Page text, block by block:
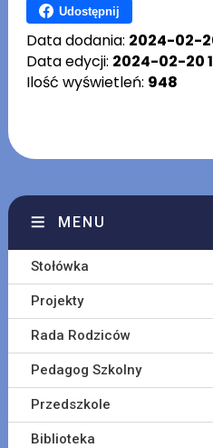
Udostępnij
Data dodania: 2024-02-
Data edycji: 2024-02-20
Ilość wyświetleń: 948
MENU
Stołówka
Projekty
Rada Rodziców
Pedagog Szkolny
Przedszkole
Biblioteka